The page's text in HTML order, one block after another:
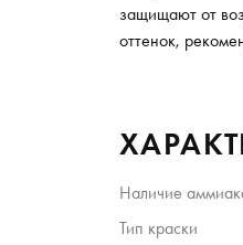
защищают от
оттенок,
Наличие
Тип краски